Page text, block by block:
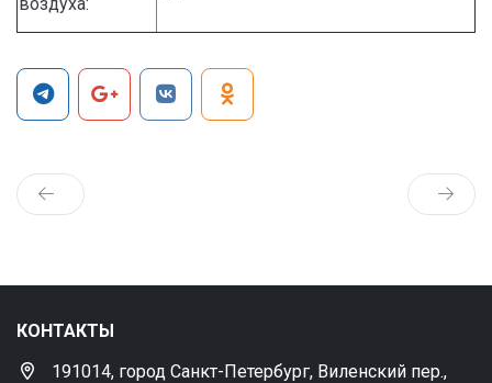
КОНТАКТЫ
191014, город Санкт-Петербург, Виленский пер.,